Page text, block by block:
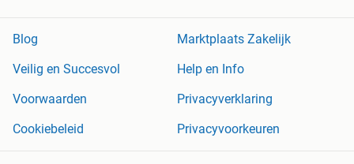
Blog
Marktplaats Zakelijk
Veilig en Succesvol
Help en Info
Voorwaarden
Privacyverklaring
Cookiebeleid
Privacyvoorkeuren